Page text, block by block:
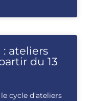
ateliers
du 13
cycle d’ateliers